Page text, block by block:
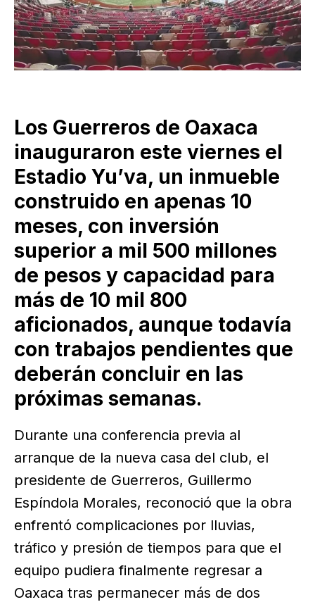
Los Guerreros de Oaxaca
inauguraron este viernes el
Estadio Yu’va, un inmueble
construido en apenas 10
meses, con inversión
superior a mil 500 millones
de pesos y capacidad para
más de 10 mil 800
aficionados, aunque todavía
con trabajos pendientes que
deberán concluir en las
próximas semanas.
Durante una conferencia previa al
arranque de la nueva casa del club, el
presidente de Guerreros, Guillermo
Espíndola Morales, reconoció que la obra
enfrentó complicaciones por lluvias,
tráfico y presión de tiempos para que el
equipo pudiera finalmente regresar a
Oaxaca tras permanecer más de dos